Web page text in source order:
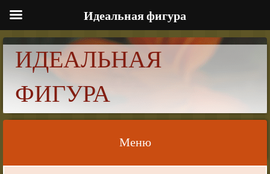
ИДЕАЛЬНАЯ
ФИГУРА
Меню
Идеальная фигура